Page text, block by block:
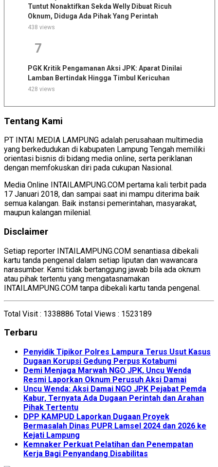
Tuntut Nonaktifkan Sekda Welly Dibuat Ricuh
Oknum, Diduga Ada Pihak Yang Perintah
438 views
7
PGK Kritik Pengamanan Aksi JPK: Aparat Dinilai
Lamban Bertindak Hingga Timbul Kericuhan
428 views
Tentang Kami
PT INTAI MEDIA LAMPUNG adalah perusahaan multimedia
yang berkedudukan di kabupaten Lampung Tengah memiliki
orientasi bisnis di bidang media online, serta periklanan
dengan memfokuskan diri pada cukupan Nasional.
Media Online INTAILAMPUNG.COM pertama kali terbit pada
17 Januari 2018, dan sampai saat ini mampu diterima baik
semua kalangan. Baik instansi pemerintahan, masyarakat,
maupun kalangan milenial.
Disclaimer
Setiap reporter INTAILAMPUNG.COM senantiasa dibekali
kartu tanda pengenal dalam setiap liputan dan wawancara
narasumber. Kami tidak bertanggung jawab bila ada oknum
atau pihak tertentu yang mengatasnamakan
INTAILAMPUNG.COM tanpa dibekali kartu tanda pengenal.
Total Visit : 1338886 Total Views : 1523189
Terbaru
Penyidik Tipikor Polres Lampura Terus Usut Kasus
Dugaan Korupsi Gedung Perpus Kotabumi
Demi Menjaga Marwah NGO JPK, Uncu Wenda
Resmi Laporkan Oknum Perusuh Aksi Damai
Uncu Wenda: Aksi Damai NGO JPK Pejabat Pemda
Kabur, Ternyata Ada Dugaan Perintah dan Arahan
Pihak Tertentu
DPP KAMPUD Laporkan Dugaan Proyek
Bermasalah Dinas PUPR Lamsel 2024 dan 2026 ke
Kejati Lampung
Kemnaker Perkuat Pelatihan dan Penempatan
Kerja Bagi Penyandang Disabilitas